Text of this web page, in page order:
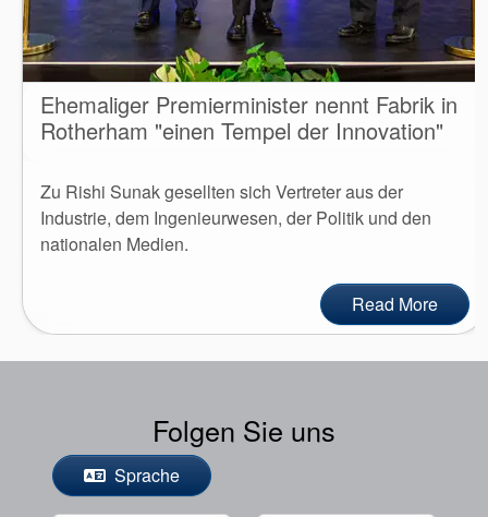
Ehemaliger Premierminister nennt Fabrik in
Rotherham "einen Tempel der Innovation"
Zu Rishi Sunak gesellten sich Vertreter aus der
Industrie, dem Ingenieurwesen, der Politik und den
nationalen Medien.
Read More
Folgen Sie uns
Sprache